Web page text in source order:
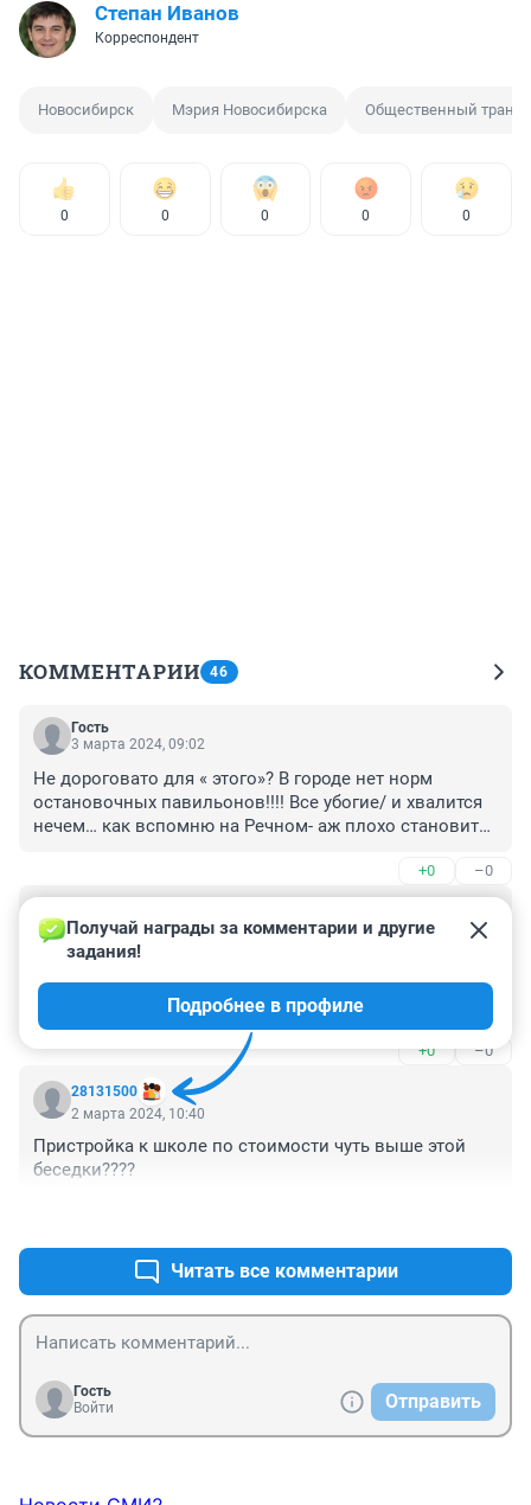
Степан Иванов
Корреспондент
Новосибирск Мэрия Новосибирска Общественный
0 0 0 0 0
КОММЕНТАРИИ 46
Гость
3 марта 2024, 09:02
Не дороговато для « этого»? В городе нет норм
остановочных павильонов!!!! Все убогие/ и хвалится
нечем… как вспомню на Речном- аж плохо становится
+0 –0
2 марта 2024, 12:35
уу меня капитальный гараж 450 стоит а тут остановка
350 чё получается деньги в основном уйдут на
+0 –0
28131500
Получай награды за комментарии и другие
задания!
Подробнее в профиле
2 марта 2024, 10:40
Пристройка к школе по стоимости чуть выше этой
беседки????
Читать все комментарии
Гость
Войти
Отправить